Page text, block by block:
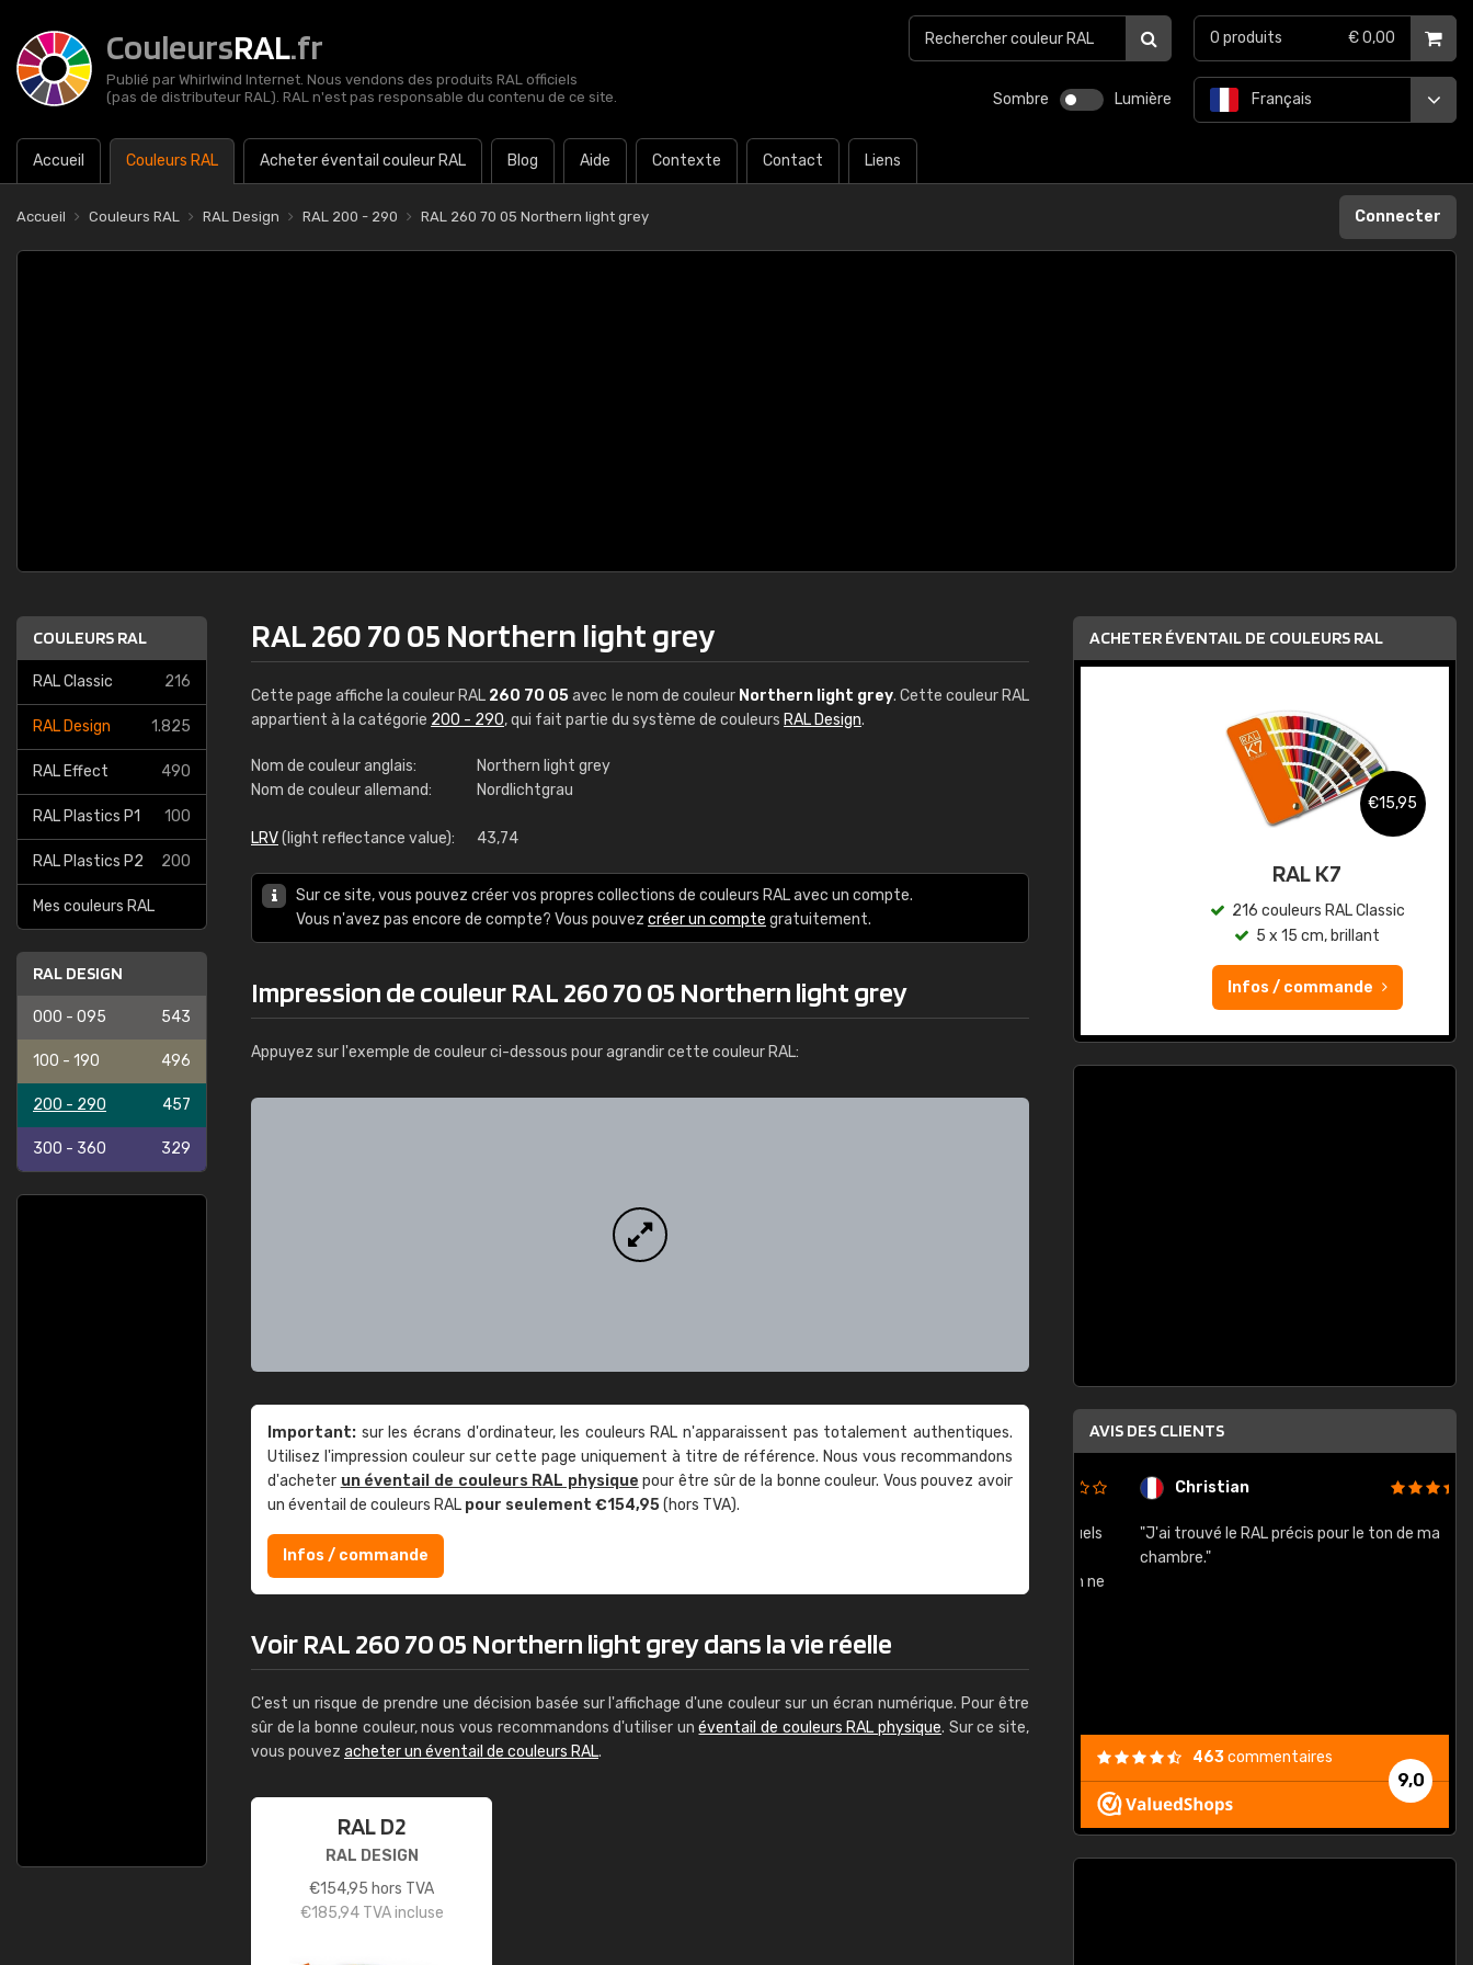
CouleursRAL.fr
Publié par Whirlwind Internet. Nous vendons des produits RAL officiels
(pas de distributeur RAL). RAL n'est pas responsable du contenu de ce site.
Sombre Lumière
Accueil Couleurs RAL Acheter éventail couleur RAL Blog Aide Contexte Contact Liens
Français
0 produits € 0,00
Accueil Couleurs RAL RAL Design RAL 200 - 290 RAL 260 70 05 Northern light grey Connecter
COULEURS RAL
RAL Classic 216
RAL Design 1.825
RAL Effect 490
RAL Plastics P1 100
RAL Plastics P2 200
Mes couleurs RAL
RAL DESIGN
000 - 095 543
100 - 190 496
200 - 290 457
300 - 360 329
RAL 260 70 05 Northern light grey
Cette page affiche la couleur RAL 260 70 05avec le nom de couleur Northern light grey. Cette couleur RAL
appartient à la catégorie 200 - 290, qui fait partie du système de couleurs RAL Design.
Nom de couleur anglais:
Northern light grey
Nom de couleur allemand:
Nordlichtgrau
LRV(light reflectance value): 43,74
Sur ce site, vous pouvez créer vos propres collections de couleurs RAL avec un compte.
Vous n'avez pas encore de compte? Vous pouvez créer un compte gratuitement.
Impression de couleur RAL 260 70 05 Northern light grey
Appuyez sur l'exemple de couleur ci-dessous pour agrandir cette couleur RAL:
Important: sur les écrans d'ordinateur, les couleurs RAL n'apparaissent pas totalement authentiques.
Utilisez l'impression couleur sur cette page uniquement à titre de référence. Nous vous recommandons
d'acheter un éventail de couleurs RAL physique pour être sûr de la bonne couleur. Vous pouvez avoir
un éventail de couleurs RAL pour seulement €154,95(hors TVA).
Infos / commande
Voir RAL 260 70 05 Northern light grey dans la vie réelle
C'est un risque de prendre une décision basée sur l'affichage d'une couleur sur un écran numérique. Pour être
sûr de la bonne couleur, nous vous recommandons d'utiliser unéventail de couleurs RAL physique. Sur ce site,
vous pouvez acheter un éventail de couleurs RAL.
RAL D2
RAL DESIGN
€154,95 hors TVA
€185,94TVA incluse
ACHETER ÉVENTAIL DE COULEURS RAL
RAL K7 à base d'eau
216 couleurs RAL Classic
Infos / commande
€15,95
RAL K7
216 couleurs RAL Classic
5 x 15 cm, brillant
Infos / commande
AVIS DES CLIENTS
Guillaume Euvrard Christian
"J'ai trouvé le RAL précis pour le ton de ma
chambre."
9,0
463commentaires